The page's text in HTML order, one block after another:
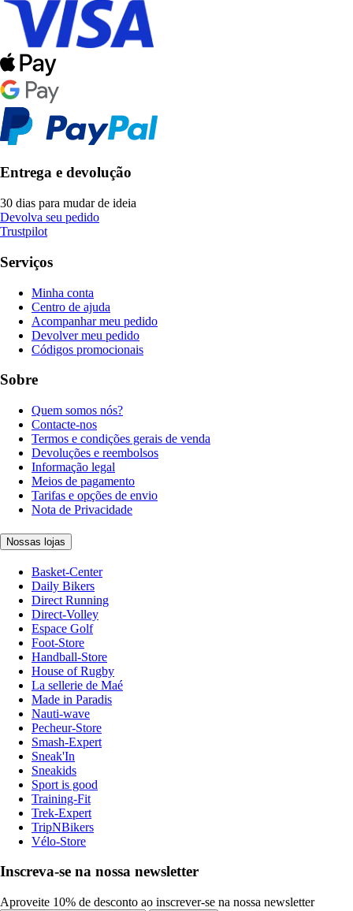
Entrega e devolução
30 dias para mudar de ideia
Devolva seu pedido
Trustpilot
Serviços
Minha conta
Centro de ajuda
Acompanhar meu pedido
Devolver meu pedido
Códigos promocionais
Sobre
Quem somos nós?
Contacte-nos
Termos e condições gerais de venda
Devoluções e reembolsos
Informação legal
Meios de pagamento
Tarifas e opções de envio
Nota de Privacidade
Nossas lojas
Basket-Center
Daily Bikers
Direct Running
Direct-Volley
Espace Golf
Foot-Store
Handball-Store
House of Rugby
La sellerie de Maé
Made in Paradis
Nauti-wave
Pecheur-Store
Smash-Expert
Sneak'In
Sneakids
Sport is good
Training-Fit
Trek-Expert
TripNBikers
Vélo-Store
Inscreva-se na nossa newsletter
Aproveite 10% de desconto ao inscrever-se na nossa newsletter